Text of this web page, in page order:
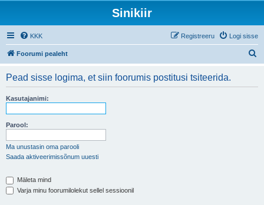
Sinikiir
KKK Logi sisse
Registreeru
Foorumi pealeht
Pead sisse logima, et siin foorumis postitusi tsiteerida.
Kasutajanimi:
Parool:
Ma unustasin oma parooli
Saada aktiveerimissõnum uuesti
Mäleta mind
Varja minu foorumilolekut sellel sessioonil